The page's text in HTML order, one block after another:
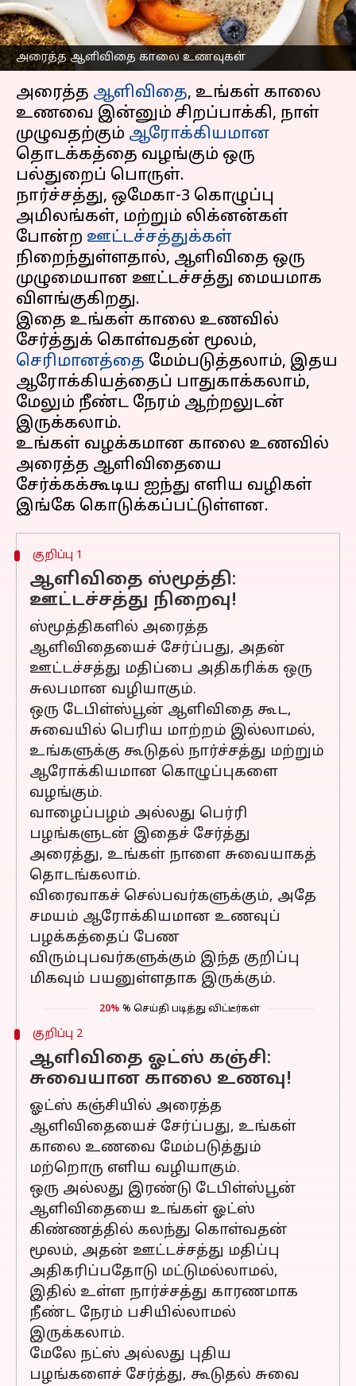
அரைத்த ஆளிவிதை காலை உணவுகள்
எழுதியவர் Jul 08, 2026 06:20 pm
செய்தி முன்னோட்டம்
அரைத்த ஆளிவிதை, உங்கள் காலை
உணவை இன்னும் சிறப்பாக்கி, நாள்
முழுவதற்கும் ஆரோக்கியமான
தொடக்கத்தை வழங்கும் ஒரு
பல்துறைப் பொருள்.
நார்ச்சத்து, ஒமேகா-3 கொழுப்பு
அமிலங்கள், மற்றும் லிக்னன்கள்
போன்ற ஊட்டச்சத்துக்கள்
நிறைந்துள்ளதால், ஆளிவிதை ஒரு
முழுமையான ஊட்டச்சத்து மையமாக
விளங்குகிறது.
இதை உங்கள் காலை உணவில்
சேர்த்துக் கொள்வதன் மூலம்,
செரிமானத்தை மேம்படுத்தலாம், இதய
ஆரோக்கியத்தைப் பாதுகாக்கலாம்,
மேலும் நீண்ட நேரம் ஆற்றலுடன்
இருக்கலாம்.
உங்கள் வழக்கமான காலை உணவில்
அரைத்த ஆளிவிதையை
சேர்க்கக்கூடிய ஐந்து எளிய வழிகள்
குறிப்பு 1
ஆளிவிதை ஸ்மூத்தி:
ஊட்டச்சத்து நிறைவு!
ஸ்மூத்திகளில் அரைத்த
ஆளிவிதையைச் சேர்ப்பது, அதன்
ஊட்டச்சத்து மதிப்பை அதிகரிக்க ஒரு
சுலபமான வழியாகும்.
ஒரு டேபிள்ஸ்பூன் ஆளிவிதை கூட,
சுவையில் பெரிய மாற்றம் இல்லாமல்,
உங்களுக்கு கூடுதல் நார்ச்சத்து மற்றும்
ஆரோக்கியமான கொழுப்புகளை
வழங்கும்.
வாழைப்பழம் அல்லது பெர்ரி
பழங்களுடன் இதைச் சேர்த்து
அரைத்து, உங்கள் நாளை சுவையாகத்
தொடங்கலாம்.
விரைவாகச் செல்பவர்களுக்கும், அதே
சமயம் ஆரோக்கியமான உணவுப்
பழக்கத்தைப் பேண
விரும்புபவர்களுக்கும் இந்த குறிப்பு
மிகவும் பயனுள்ளதாக இருக்கும்.
20% % செய்தி படித்து விட்டீர்கள்
குறிப்பு 2
ஆளிவிதை ஓட்ஸ் கஞ்சி:
சுவையான காலை உணவு!
ஓட்ஸ் கஞ்சியில் அரைத்த
ஆளிவிதையைச் சேர்ப்பது, உங்கள்
காலை உணவை மேம்படுத்தும்
மற்றொரு எளிய வழியாகும்.
ஒரு அல்லது இரண்டு டேபிள்ஸ்பூன்
ஆளிவிதையை உங்கள் ஓட்ஸ்
கிண்ணத்தில் கலந்து கொள்வதன்
மூலம், அதன் ஊட்டச்சத்து மதிப்பு
அதிகரிப்பதோடு மட்டுமல்லாமல்,
இதில் உள்ள நார்ச்சத்து காரணமாக
நீண்ட நேரம் பசியில்லாமல்
இருக்கலாம்.
மேலே நட்ஸ் அல்லது புதிய
பழங்களைச் சேர்த்து, கூடுதல் சுவை